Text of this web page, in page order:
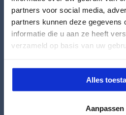
partners voor social media,
partners kunnen deze gegevens
informatie die u aan ze heeft
verzameld op basis van uw
Alles
Aanpassen
Een mooi kozijn, precies zoals
volgens afspraak. Heel tevreden.